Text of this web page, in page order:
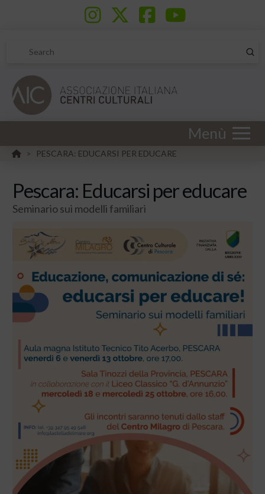
Search
Menù
HOME
> PESCARA: EDUCARSI PER EDUCARE
Pescara: Educarsi per educare
Seminario sui modelli familiari